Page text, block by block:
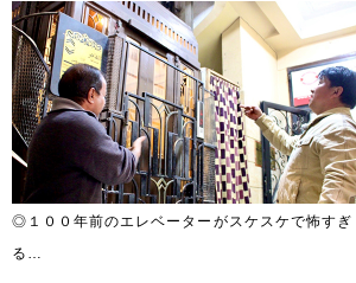
◎１００年前のエレベーターがスケスケで怖すぎ
る…